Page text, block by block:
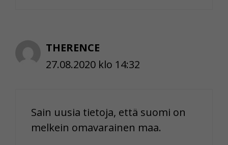
THERENCE
27.08.2020 klo 14:32
Sain uusia tietoja, että suomi on
melkein omavarainen maa.